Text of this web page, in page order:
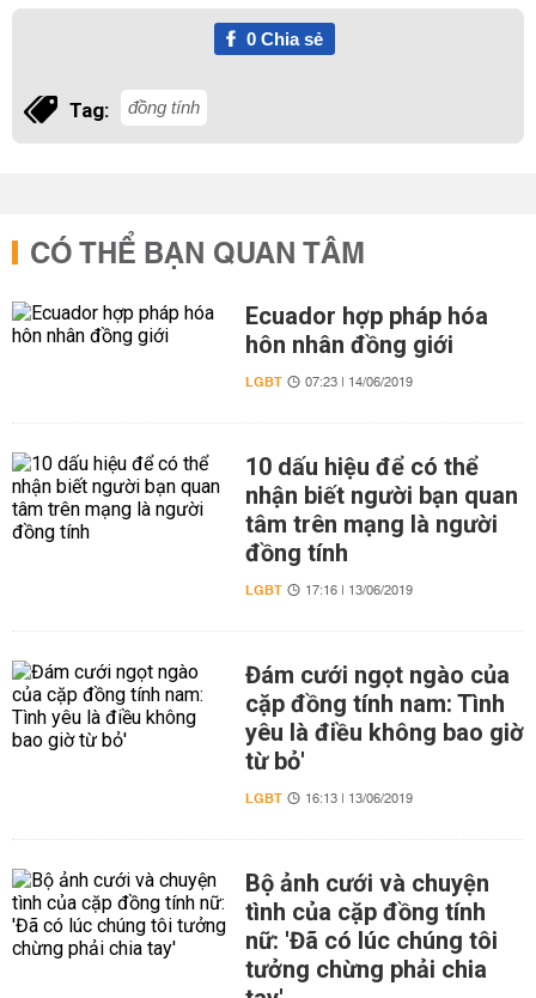
0Chia sẻ
Tag: đồng tính
CÓ THỂ BẠN QUAN TÂM
Ecuador hợp pháp hóa
hôn nhân đồng giới
LGBT 07:23 | 14/06/2019
10 dấu hiệu để có thể
nhận biết người bạn quan
tâm trên mạng là người
đồng tính
LGBT 17:16 | 13/06/2019
Đám cưới ngọt ngào của
cặp đồng tính nam: Tình
yêu là điều không bao giờ
từ bỏ'
LGBT 16:13 | 13/06/2019
Bộ ảnh cưới và chuyện
tình của cặp đồng tính
nữ: 'Đã có lúc chúng tôi
tưởng chừng phải chia